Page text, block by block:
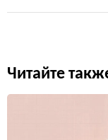
Читайте